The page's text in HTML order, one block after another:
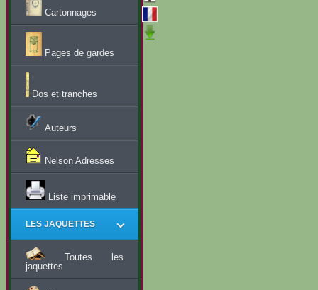
Cartonnages
Pages de gardes
Dos et tranches
Auteurs
Nelson Adresses
Liste imprimable
LES JAQUETTES
Toutes les
jaquettes